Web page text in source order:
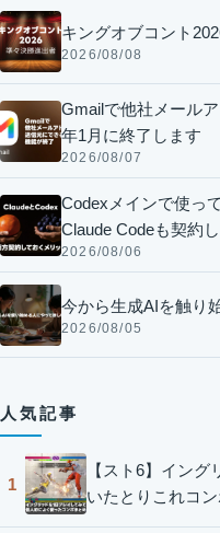
キングオブコント
2026/08/08
Gmailで他社メール
年1月に終了します
2026/08/07
Codexメインで使っ
Claude Codeも契約
2026/08/06
今から生成AIを触り
2026/08/05
人気記事
1
【スト6】イング
いたとりこれコン